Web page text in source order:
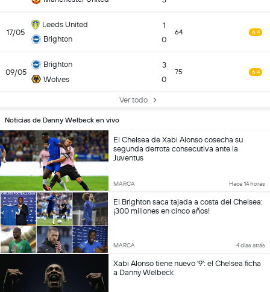
17/05
Leeds United
Brighton
1
0
64 6.4
09/05
Brighton
Wolves
3
0
75 6.4
Ver todo
Noticias de Danny Welbeck en vivo
El Chelsea de Xabi Alonso cosecha su
segunda derrota consecutiva ante la
Juventus
MARCA Hace 14 horas
El Brighton saca tajada a costa del Chelsea:
¡300 millones en cinco años!
MARCA 4 dias atrás
Xabi Alonso tiene nuevo '9': el Chelsea ficha
a Danny Welbeck